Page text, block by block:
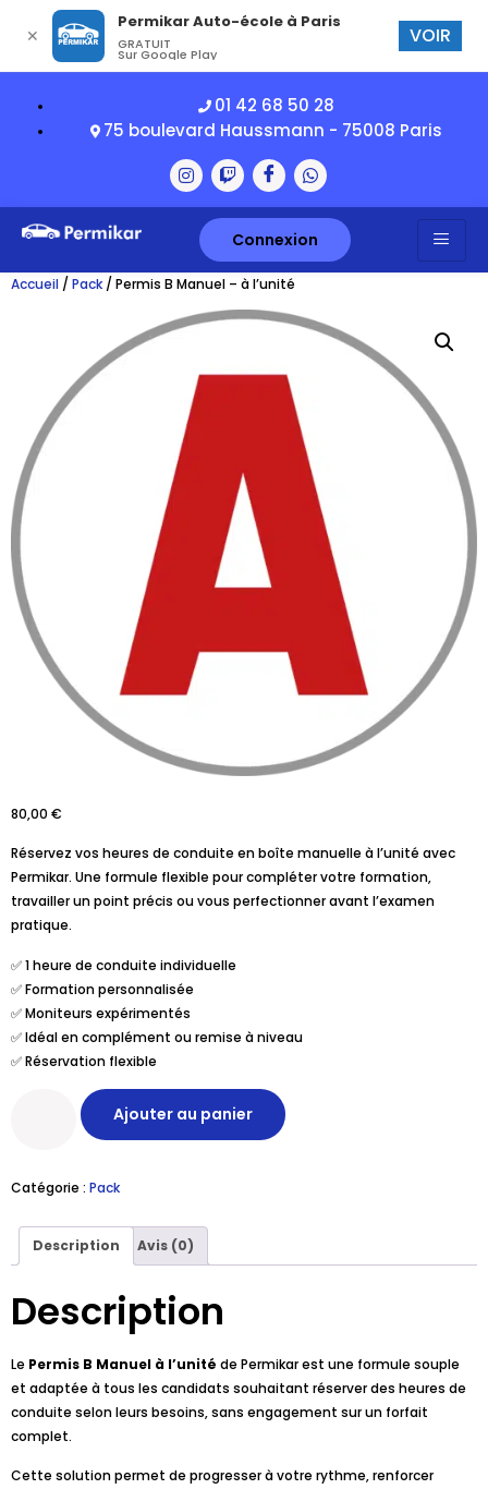
01 42 68 50 28
75 boulevard Haussmann - 75008 Paris
Connexion
Accueil / Pack / Permis B Manuel – à l’unité
80,00 €
Réservez vos heures de conduite en boîte manuelle à l’unité avec
Permikar. Une formule flexible pour compléter votre formation,
travailler un point précis ou vous perfectionner avant l’examen
pratique.
✅ 1 heure de conduite individuelle
✅ Formation personnalisée
✅ Moniteurs expérimentés
✅ Idéal en complément ou remise à niveau
✅ Réservation flexible
Ajouter au panier
Catégorie : Pack
Description Avis (0)
Description
Le Permis B Manuel à l’unité de Permikar est une formule souple
et adaptée à tous les candidats souhaitant réserver des heures de
conduite selon leurs besoins, sans engagement sur un forfait
complet.
Cette solution permet de progresser à votre rythme, renforcer
✕
Permikar Auto-école à Paris
GRATUIT
Sur Google Play
VOIR